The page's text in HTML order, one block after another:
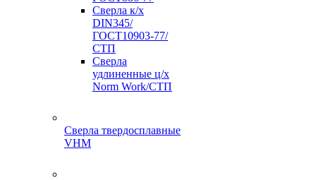
Сверла к/х
DIN345/
ГОСТ10903-77/
СТП
Сверла
удлиненные ц/х
Norm Work/СТП
Сверла твердосплавные
VHM